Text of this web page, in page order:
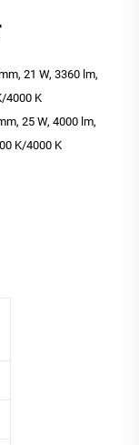
21 W, 3360 lm,
4000 K
25 W, 4000 lm,
K/4000 K